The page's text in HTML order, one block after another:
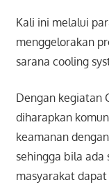
Kali ini melalui
menggelorakan
sarana cooling
Dengan kegiatan
diharapkan
keamanan
sehingga bila ada
masyarakat